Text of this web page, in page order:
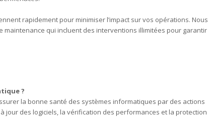
rapidement pour minimiser l’impact sur vos opérations. Nous
maintenance qui incluent des interventions illimitées pour garantir
?
la bonne santé des systèmes informatiques par des actions
jour des logiciels, la vérification des performances et la protection